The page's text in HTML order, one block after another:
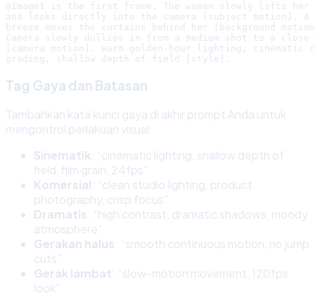
@Image1 is the first frame. The woman slowly lifts her
and looks directly into the camera [subject motion]. A
breeze moves the curtains behind her [background
Camera slowly dollies in from a medium shot to a close-
[camera motion]. Warm golden-hour lighting, cinematic
Tag Gaya dan Batasan
Tambahkan kata kunci gaya di akhir prompt Anda untuk
mengontrol perlakuan visual:
Sinematik: “cinematic lighting, shallow depth of
field, film grain, 24fps”
Komersial: “clean studio lighting, product
photography, crisp focus”
Dramatis: “high contrast, dramatic shadows, moody
atmosphere”
Gerakan halus: “smooth continuous motion, no jump
cuts”
Gerak lambat: “slow-motion movement, 120fps
look”